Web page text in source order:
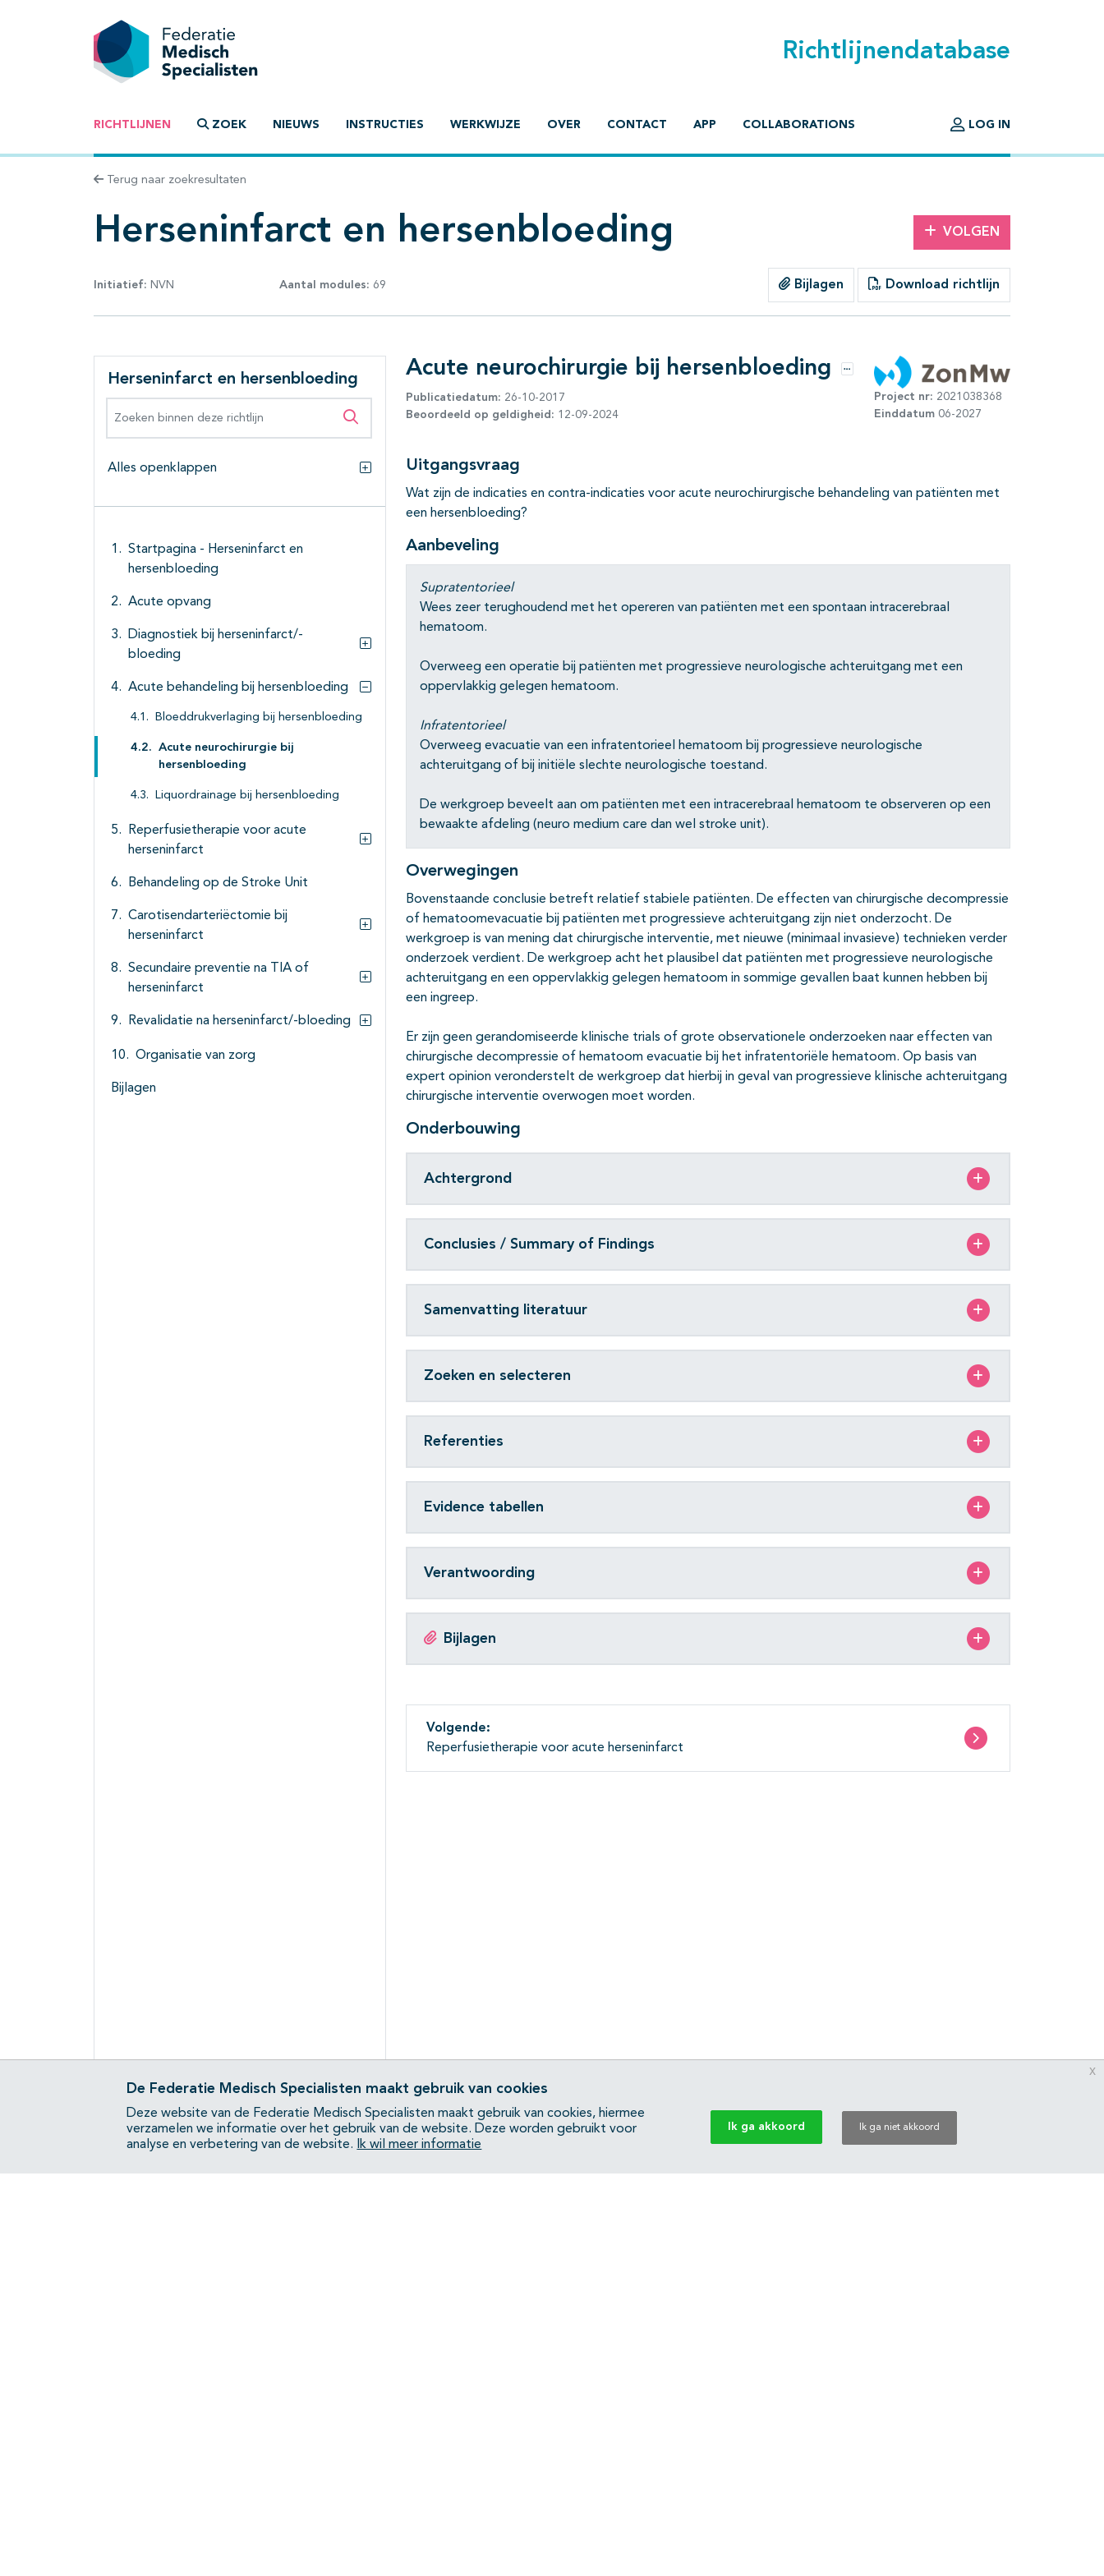
Richtlijnendatabase
RICHTLIJNEN ZOEK NIEUWS INSTRUCTIES WERKWIJZE OVER CONTACT APP COLLABORATIONS LOG IN
Terug naar zoekresultaten
Herseninfarct en hersenbloeding VOLGEN
Initiatief: NVN Aantal modules: 69 Bijlagen Download richtlijn
Herseninfarct en hersenbloeding
Zoeken binnen deze richtlijn
Alles openklappen
Alles openklappen
Startpagina - Herseninfarct en
hersenbloeding
Acute opvang
Diagnostiek bij herseninfarct/-
bloeding
Subpagina's open- en dichtklappen
Acute behandeling bij hersenbloeding
Bloeddrukverlaging bij hersenbloeding
Acute neurochirurgie bij
hersenbloeding
Liquordrainage bij hersenbloeding
Reperfusietherapie voor acute
herseninfarct
Behandeling op de Stroke Unit
Carotisendarteriëctomie bij
herseninfarct
Subpagina's open- en dichtklappen
Secundaire preventie na TIA of
herseninfarct
Subpagina's open- en dichtklappen
Revalidatie na herseninfarct/-bloeding
Subpagina's open- en dichtklappen
Organisatie van zorg
Bijlagen
Acute neurochirurgie bij hersenbloeding Opties
Publicatiedatum: 26-10-2017
Beoordeeld op geldigheid: 12-09-2024
Project nr: 2021038368
Einddatum 06-2027
Uitgangsvraag
Wat zijn de indicaties en contra-indicaties voor acute neurochirurgische behandeling van patiënten met
een hersenbloeding?
Aanbeveling
Supratentorieel
Wees zeer terughoudend met het opereren van patiënten met een spontaan intracerebraal
hematoom.
Overweeg een operatie bij patiënten met progressieve neurologische achteruitgang met een
oppervlakkig gelegen hematoom.
Infratentorieel
Overweeg evacuatie van een infratentorieel hematoom bij progressieve neurologische
achteruitgang of bij initiële slechte neurologische toestand.
De werkgroep beveelt aan om patiënten met een intracerebraal hematoom te observeren op een
bewaakte afdeling (neuro medium care dan wel stroke unit).
Overwegingen
Bovenstaande conclusie betreft relatief stabiele patiënten. De effecten van chirurgische decompressie
of hematoomevacuatie bij patiënten met progressieve achteruitgang zijn niet onderzocht. De
werkgroep is van mening dat chirurgische interventie, met nieuwe (minimaal invasieve) technieken verder
onderzoek verdient. De werkgroep acht het plausibel dat patiënten met progressieve neurologische
achteruitgang en een oppervlakkig gelegen hematoom in sommige gevallen baat kunnen hebben bij
een ingreep.
Er zijn geen gerandomiseerde klinische trials of grote observationele onderzoeken naar effecten van
chirurgische decompressie of hematoom evacuatie bij het infratentoriële hematoom. Op basis van
expert opinion veronderstelt de werkgroep dat hierbij in geval van progressieve klinische achteruitgang
chirurgische interventie overwogen moet worden.
Onderbouwing
Achtergrond
Conclusies / Summary of Findings
Samenvatting literatuur
Zoeken en selecteren
Referenties
Evidence tabellen
Verantwoording
Bijlagen
Volgende:
Reperfusietherapie voor acute herseninfarct
De Federatie Medisch Specialisten maakt gebruik van cookies
Deze website van de Federatie Medisch Specialisten maakt gebruik van cookies, hiermee
verzamelen we informatie over het gebruik van de website. Deze worden gebruikt voor
analyse en verbetering van de website.
Ik wil meer informatie
Ik ga akkoord Ik ga niet akkoord
x